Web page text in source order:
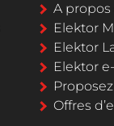
A
Elektor
Elektor
Elektor
Proposez
Offres